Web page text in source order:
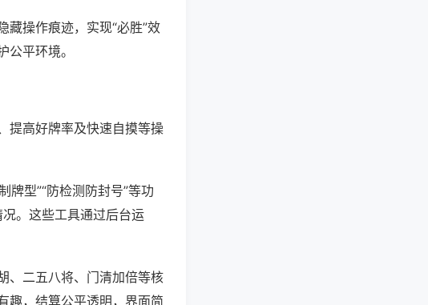
藏操作痕迹，实现“必胜”效
平环境。
提高好牌率及快速自摸等操
牌型”“防检测防封号”等功
。这些工具通过后台运
、二五八将、门清加倍等核
趣，结算公平透明，界面简